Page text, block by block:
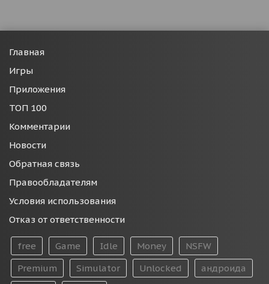
Главная
Игры
Приложения
ТОП 100
Комментарии
Новости
Обратная связь
Правообладателям
Условия использования
Отказ от ответственности
free Game Idle Money
NSFW
Premium
Simulator Unlocked андроида